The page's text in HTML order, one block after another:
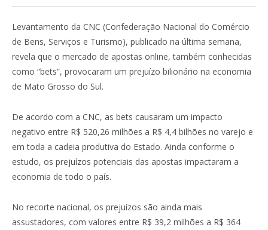
Levantamento da CNC (Confederação Nacional do Comércio
de Bens, Serviços e Turismo), publicado na última semana,
revela que o mercado de apostas online, também conhecidas
como “bets”, provocaram um prejuízo bilionário na economia
de Mato Grosso do Sul.
De acordo com a CNC, as bets causaram um impacto
negativo entre R$ 520,26 milhões a R$ 4,4 bilhões no varejo e
em toda a cadeia produtiva do Estado. Ainda conforme o
estudo, os prejuízos potenciais das apostas impactaram a
economia de todo o país.
No recorte nacional, os prejuízos são ainda mais
assustadores, com valores entre R$ 39,2 milhões a R$ 364